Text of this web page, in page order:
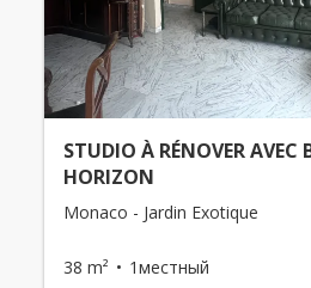
STUDIO À RÉNOVER AVEC
HORIZON
Monaco - Jardin Exotique
38 m² 1местный